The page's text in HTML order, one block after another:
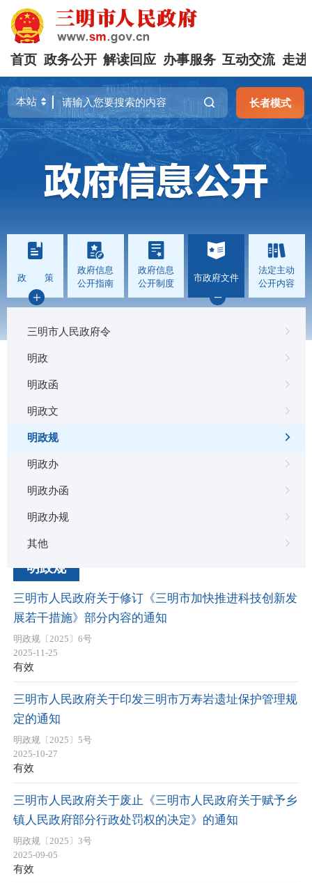
首页 政务公开 解读回应 办事服务 互动交流 走进
长者模式
政 策
政府信息
公开指南
政府信息
公开制度
市政府文件
三明市人民政府令
明政
明政函
明政文
明政规
明政办
明政办函
明政办规
其他
法定主动
公开内容
文种：
有效性：
全部 有效
明政规
三明市人民政府关于修订《三明市加快推进科技创新发
展若干措施》部分内容的通知
明政规〔2025〕6号
2025-11-25
有效
三明市人民政府关于印发三明市万寿岩遗址保护管理规
定的通知
明政规〔2025〕5号
2025-10-27
有效
三明市人民政府关于废止《三明市人民政府关于赋予乡
镇人民政府部分行政处罚权的决定》的通知
明政规〔2025〕3号
2025-09-05
有效